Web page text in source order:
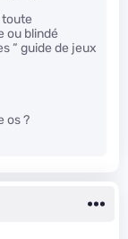
toute
ou blindé
“ guide de jeux
os ?